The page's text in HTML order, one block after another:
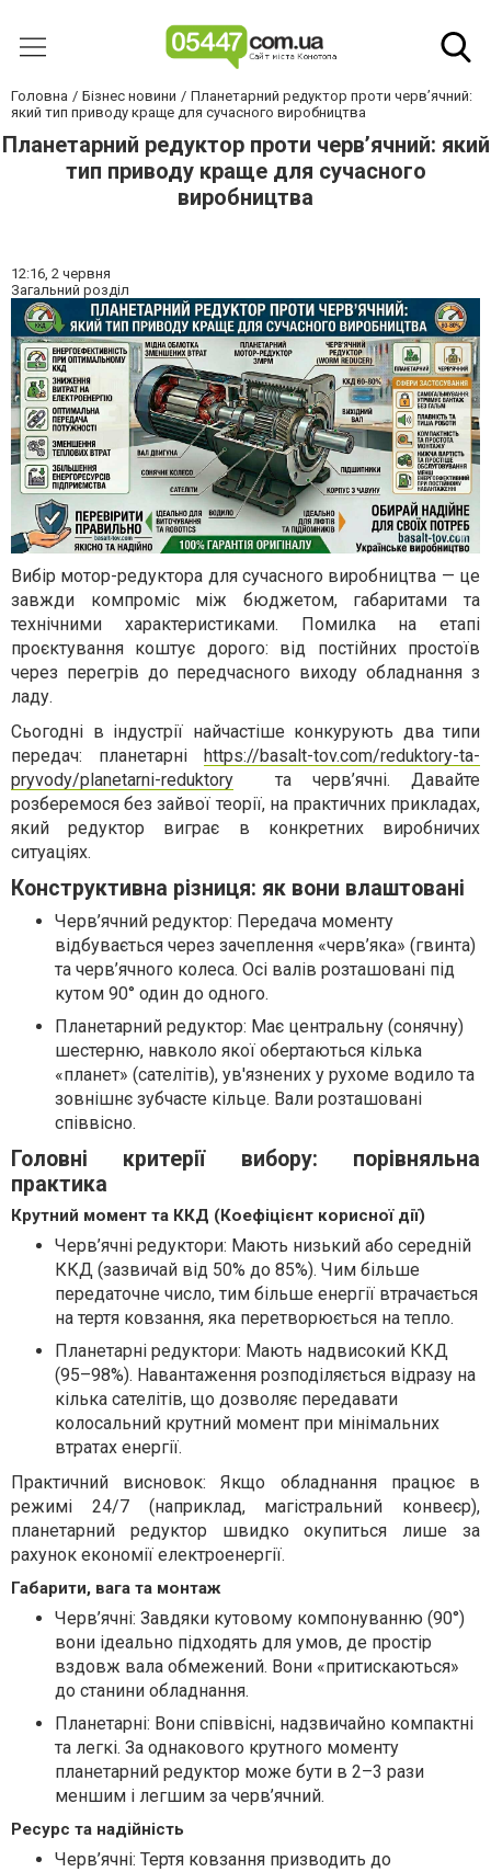
Головна Бізнес новини
Планетарний редуктор проти черв’ячний:
який тип приводу краще для сучасного виробництва
Планетарний редуктор проти черв’ячний: який
тип приводу краще для сучасного
виробництва
12:16, 2 червня
Загальний розділ
Вибір мотор-редуктора для сучасного виробництва — це
завжди компроміс між бюджетом, габаритами та
технічними характеристиками. Помилка на етапі
проєктування коштує дорого: від постійних простоїв
через перегрів до передчасного виходу обладнання з
ладу.
Сьогодні в індустрії найчастіше конкурують два типи
передач: планетарні
https://basalt-tov.com/reduktory-ta-
pryvody/planetarni-reduktory та черв’ячні. Давайте
розберемося без зайвої теорії, на практичних прикладах,
який редуктор виграє в конкретних виробничих
ситуаціях.
Конструктивна різниця: як вони влаштовані
Черв’ячний редуктор: Передача моменту
відбувається через зачеплення «черв’яка» (гвинта)
та черв’ячного колеса. Осі валів розташовані під
кутом 90° один до одного.
Планетарний редуктор: Має центральну (сонячну)
шестерню, навколо якої обертаються кілька
«планет» (сателітів), ув'язнених у рухоме водило та
зовнішнє зубчасте кільце. Вали розташовані
співвісно.
Головні критерії вибору: порівняльна
практика
Крутний момент та ККД (Коефіцієнт корисної дії)
Черв’ячні редуктори: Мають низький або середній
ККД (зазвичай від 50% до 85%). Чим більше
передаточне число, тим більше енергії втрачається
на тертя ковзання, яка перетворюється на тепло.
Планетарні редуктори: Мають надвисокий ККД
(95–98%). Навантаження розподіляється відразу на
кілька сателітів, що дозволяє передавати
колосальний крутний момент при мінімальних
втратах енергії.
Практичний висновок: Якщо обладнання працює в
режимі 24/7 (наприклад, магістральний конвеєр),
планетарний редуктор швидко окупиться лише за
рахунок економії електроенергії.
Габарити, вага та монтаж
Черв’ячні: Завдяки кутовому компонуванню (90°)
вони ідеально підходять для умов, де простір
вздовж вала обмежений. Вони «притискаються»
до станини обладнання.
Планетарні: Вони співвісні, надзвичайно компактні
та легкі. За однакового крутного моменту
планетарний редуктор може бути в 2–3 рази
меншим і легшим за черв’ячний.
Ресурс та надійність
Черв’ячні: Тертя ковзання призводить до